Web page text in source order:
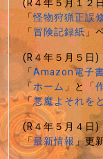
(R４年５月１２
「怪物狩猟正誤
「冒険記録紙」
(R４年５月５日)
「Amazon電子
「ホーム」と「
「悪魔よそれを
(R４年５月４日)
「最新情報」更